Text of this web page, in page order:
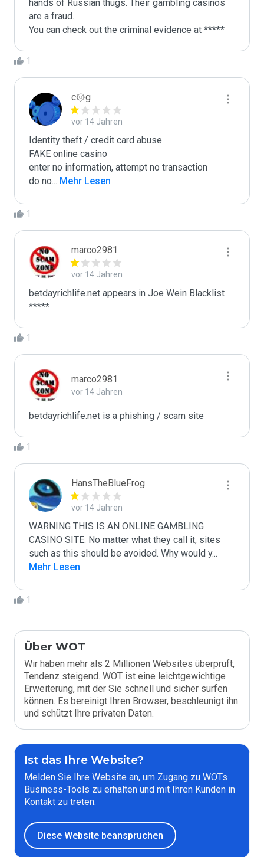
hands of Russian thugs. Their gambling casinos
are a fraud.
You can check out the criminal evidence at *****
1
c۞g
vor 14 Jahren
Identity theft / credit card abuse
FAKE online casino
enter no information, attempt no transaction
do no... Mehr Lesen
1
marco2981
vor 14 Jahren
betdayrichlife.net appears in Joe Wein Blacklist
*****
1
marco2981
vor 14 Jahren
betdayrichlife.net is a phishing / scam site
1
HansTheBlueFrog
vor 14 Jahren
WARNING THIS IS AN ONLINE GAMBLING
CASINO SITE: No matter what they call it, sites
such as this should be avoided. Why would y...
Mehr Lesen
1
Über WOT
Wir haben mehr als 2 Millionen Websites überprüft,
Tendenz steigend. WOT ist eine leichtgewichtige
Erweiterung, mit der Sie schnell und sicher surfen
können. Es bereinigt Ihren Browser, beschleunigt ihn
und schützt Ihre privaten Daten.
Ist das Ihre Website?
Melden Sie Ihre Website an, um Zugang zu WOTs
Business-Tools zu erhalten und mit Ihren Kunden in
Kontakt zu treten.
Diese Website beanspruchen